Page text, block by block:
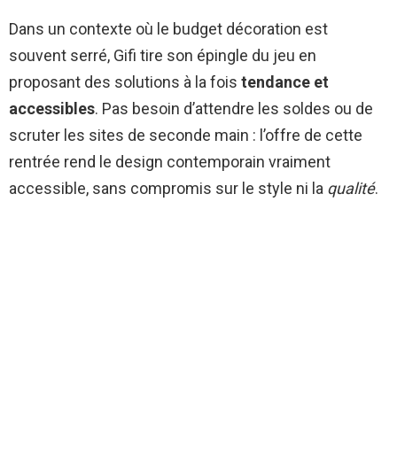
Dans un contexte où le budget décoration est
souvent serré, Gifi tire son épingle du jeu en
proposant des solutions à la fois tendance et
accessibles. Pas besoin d’attendre les soldes ou de
scruter les sites de seconde main : l’offre de cette
rentrée rend le design contemporain vraiment
accessible, sans compromis sur le style ni la qualité.